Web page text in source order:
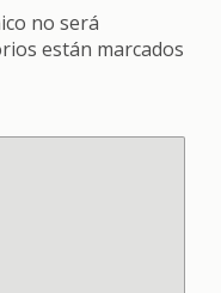
no será
están marcados